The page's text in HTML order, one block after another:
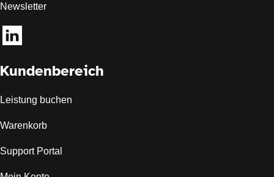
Newsletter
Kundenbereich
Leistung buchen
Warenkorb
Support Portal